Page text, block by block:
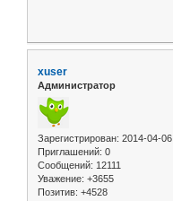
xuser
Администратор
Зарегистрирован: 2014-04-06
Приглашений: 0
Сообщений: 12111
Уважение: +3655
Позитив: +4528